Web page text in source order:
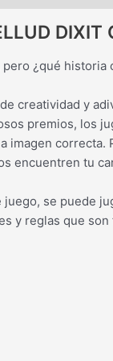
DIXIT
¿qué historia
creatividad y
premios, los
imagen
encuentren tu
se puede
y reglas que